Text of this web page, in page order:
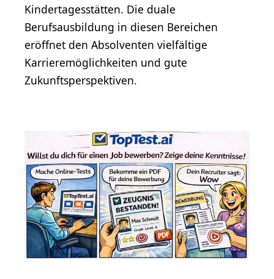
Kindertagesstätten. Die duale
Berufsausbildung in diesen Bereichen
eröffnet den Absolventen vielfältige
Karrieremöglichkeiten und gute
Zukunftsperspektiven.